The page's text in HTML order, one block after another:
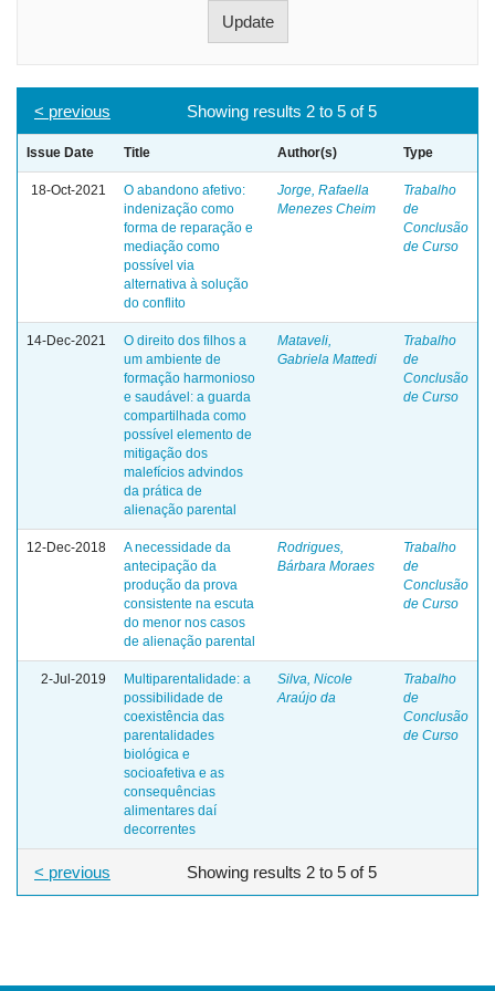
Showing results 2 to 5 of 5
< previous
Issue Date Title Author(s) Type
18-Oct-2021
O abandono afetivo:
indenização como
forma de reparação e
mediação como
possível via
alternativa à solução
do conflito
Jorge, Rafaella
Menezes Cheim
Trabalho
de
Conclusão
de Curso
14-Dec-2021
O direito dos filhos a
um ambiente de
formação harmonioso
e saudável: a guarda
compartilhada como
possível elemento de
mitigação dos
malefícios advindos
da prática de
alienação parental
Mataveli,
Gabriela Mattedi
Trabalho
de
Conclusão
de Curso
12-Dec-2018
A necessidade da
antecipação da
produção da prova
consistente na escuta
do menor nos casos
de alienação parental
Rodrigues,
Bárbara Moraes
Trabalho
de
Conclusão
de Curso
2-Jul-2019
Multiparentalidade: a
possibilidade de
coexistência das
parentalidades
biológica e
socioafetiva e as
consequências
alimentares daí
decorrentes
Silva, Nicole
Araújo da
Trabalho
de
Conclusão
de Curso
Showing results 2 to 5 of 5
< previous